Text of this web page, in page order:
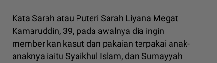
Kata Sarah atau Puteri Sarah Liyana Megat
Kamaruddin, 39, pada awalnya dia ingin
memberikan kasut dan pakaian terpakai anak-
anaknya iaitu Syaikhul Islam, dan Sumayyah